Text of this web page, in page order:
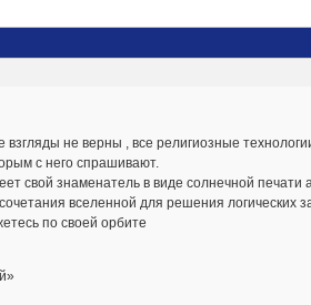
не верны , все религиозные
с него спрашивают.
свой знаменатель в виде солнечной печати
вселенной для решения логических
по своей орбите